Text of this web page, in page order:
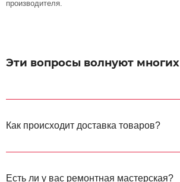
производителя.
Эти вопросы волнуют многих
Как происходит доставка товаров?
Есть ли у вас ремонтная мастерская?